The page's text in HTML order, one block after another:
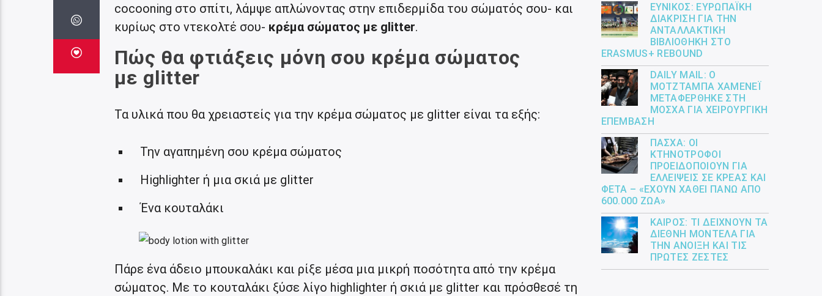
cocooning στο σπίτι, λάμψε απλώνοντας στην επιδερμίδα του σώματός σου- και
κυρίως στο ντεκολτέ σου- κρέμα σώματος με glitter.
Πώς θα φτιάξεις μόνη σου κρέμα σώματος
με glitter
Τα υλικά που θα χρειαστείς για την κρέμα σώματος με glitter είναι τα εξής:
Την αγαπημένη σου κρέμα σώματος
Highlighter ή μια σκιά με glitter
Ένα κουταλάκι
Πάρε ένα άδειο μπουκαλάκι και ρίξε μέσα μια μικρή ποσότητα από την κρέμα
σώματος. Με το κουταλάκι ξύσε λίγο highlighter ή σκιά με glitter και πρόσθεσέ τη
ΕΎΝΙΚΟΣ: ΕΥΡΩΠΑΪΚΉ
ΔΙΆΚΡΙΣΗ ΓΙΑ ΤΗΝ
ΑΝΤΑΛΛΑΚΤΙΚΉ
ΒΙΒΛΙΟΘΉΚΗ ΣΤΟ
ERASMUS+ REBOUND
DAILY MAIL: Ο
ΜΟΤΖΤΆΜΠΑ ΧΑΜΕΝΕΪ́
ΜΕΤΑΦΈΡΘΗΚΕ ΣΤΗ
ΜΌΣΧΑ ΓΙΑ ΧΕΙΡΟΥΡΓΙΚΉ
ΕΠΈΜΒΑΣΗ
ΠΆΣΧΑ: ΟΙ
ΚΤΗΝΟΤΡΌΦΟΙ
ΠΡΟΕΙΔΟΠΟΙΟΎΝ ΓΙΑ
ΕΛΛΕΊΨΕΙΣ ΣΕ ΚΡΈΑΣ ΚΑΙ
ΦΈΤΑ – «ΈΧΟΥΝ ΧΑΘΕΊ ΠΆΝΩ ΑΠΌ
600.000 ΖΏΑ»
ΚΑΙΡΌΣ: ΤΙ ΔΕΊΧΝΟΥΝ ΤΑ
ΔΙΕΘΝΉ ΜΟΝΤΈΛΑ ΓΙΑ
ΤΗΝ ΆΝΟΙΞΗ ΚΑΙ ΤΙΣ
ΠΡΏΤΕΣ ΖΈΣΤΕΣ